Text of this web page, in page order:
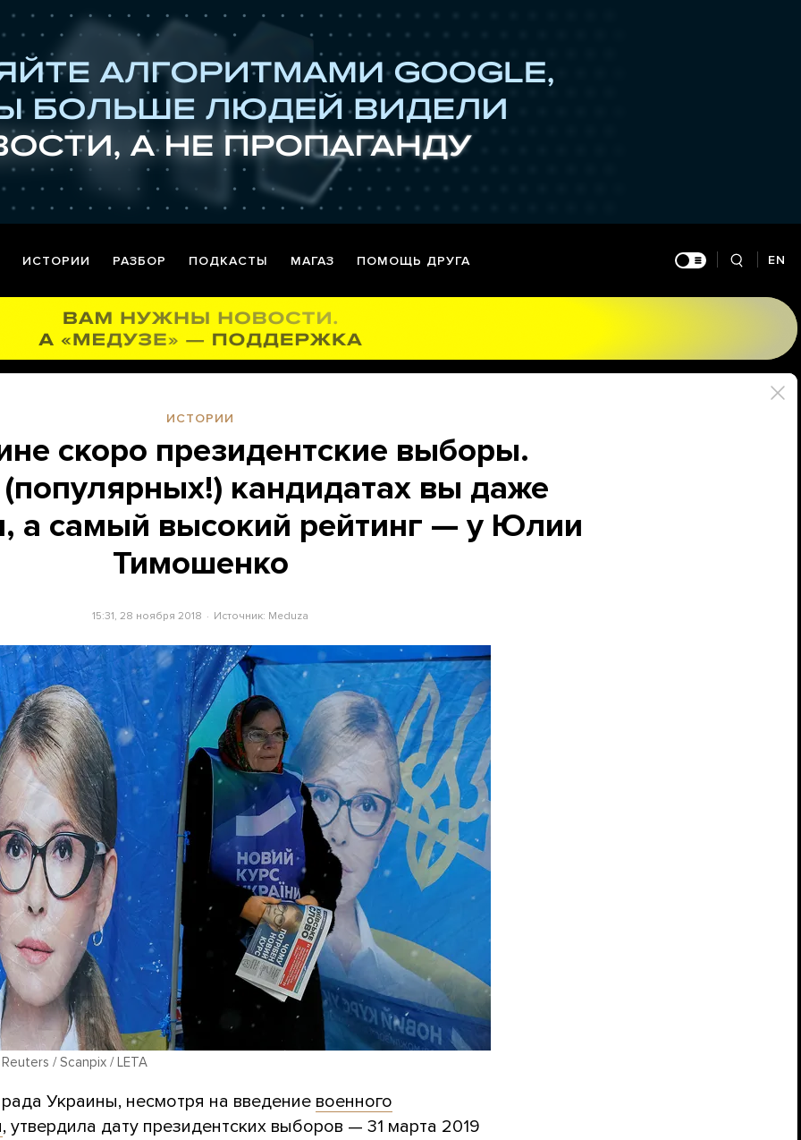
ИСТОРИИ РАЗБОР ПОДКАСТЫ МАГАЗ ПОМОЩЬ ДРУГА EN
ИСТОРИИ
скоро президентские выборы.
кандидатах вы даже
а самый высокий рейтинг — у Юлии
Тимошенко
15:31, 28 ноября 2018 Источник: Meduza
/ Scanpix / LETA
Украины, несмотря на введение военного
, утвердила дату президентских выборов — 31 марта 2019